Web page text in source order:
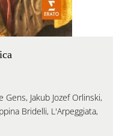
Gens, Jakub Jozef Orlinski,
Bridelli, L'Arpeggiata,